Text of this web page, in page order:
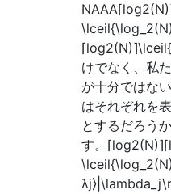
けでなく、私
が十分ではな
はそれぞれを
とするだろう
す。